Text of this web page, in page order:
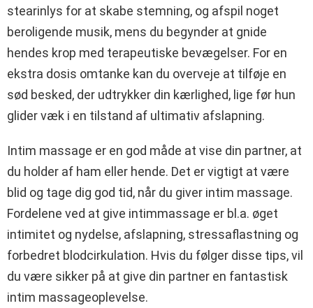
stearinlys for at skabe stemning, og afspil noget
beroligende musik, mens du begynder at gnide
hendes krop med terapeutiske bevægelser. For en
ekstra dosis omtanke kan du overveje at tilføje en
sød besked, der udtrykker din kærlighed, lige før hun
glider væk i en tilstand af ultimativ afslapning.
Intim massage er en god måde at vise din partner, at
du holder af ham eller hende. Det er vigtigt at være
blid og tage dig god tid, når du giver intim massage.
Fordelene ved at give intimmassage er bl.a. øget
intimitet og nydelse, afslapning, stressaflastning og
forbedret blodcirkulation. Hvis du følger disse tips, vil
du være sikker på at give din partner en fantastisk
intim massageoplevelse.